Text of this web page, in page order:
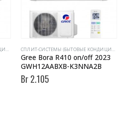
CПЛИТ-СИСТЕМЫ (БЫТОВЫЕ КОНДИЦИОНЕРЫ) CПЛИТ-СИСТЕМЫ (БЫТОВЫЕ КОНДИЦИОНЕРЫ)
Gree Bora R410 on/off 2023
GWH12AABXB-K3NNA2B
Br2.105